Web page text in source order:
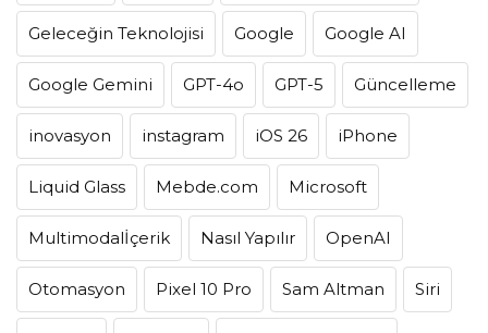
Geleceğin Teknolojisi Google Google AI
Google Gemini GPT-4o GPT-5 Güncelleme
inovasyon instagram iOS 26 iPhone
Liquid Glass Mebde.com Microsoft
Multimodalİçerik Nasıl Yapılır OpenAI
Otomasyon Pixel 10 Pro Sam Altman Siri